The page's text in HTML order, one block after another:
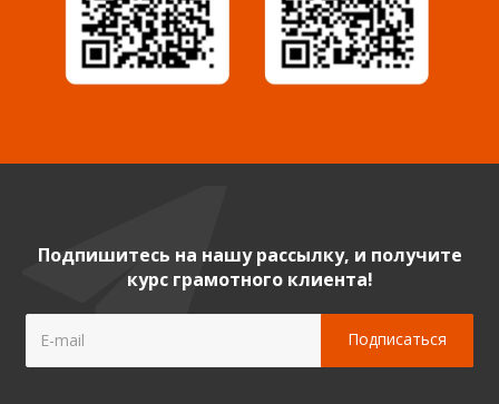
Подпишитесь на нашу рассылку, и получите
курс грамотного клиента!